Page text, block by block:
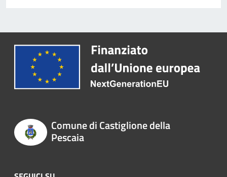
Comune di Castiglione della
Pescaia